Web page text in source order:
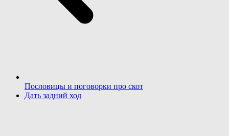
Пословицы и поговорки про скот
Дать задний ход